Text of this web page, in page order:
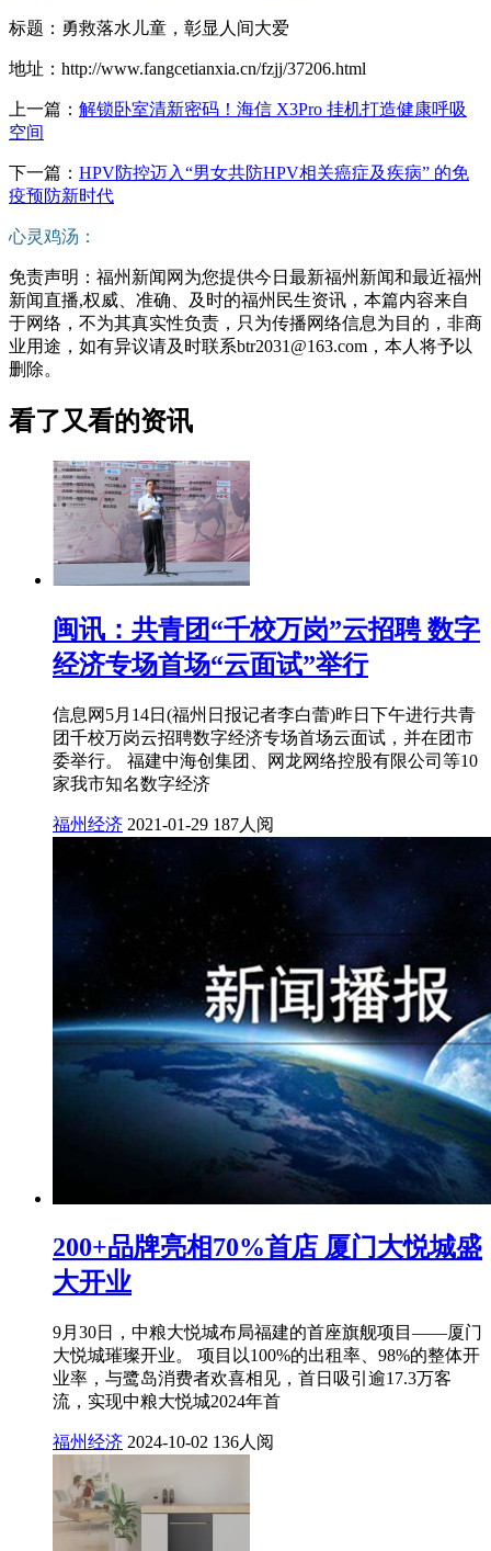
标题：勇救落水儿童，彰显人间大爱
地址：http://www.fangcetianxia.cn/fzjj/37206.html
上一篇： 解锁卧室清新密码！海信 X3Pro 挂机打造健康呼吸
空间
下一篇： HPV防控迈入“男女共防HPV相关癌症及疾病” 的免
疫预防新时代
心灵鸡汤：
免责声明：福州新闻网为您提供今日最新福州新闻和最近福州
新闻直播,权威、准确、及时的福州民生资讯，本篇内容来自
于网络，不为其真实性负责，只为传播网络信息为目的，非商
业用途，如有异议请及时联系btr2031@163.com，本人将予以
删除。
看了又看的资讯
闽讯：共青团“千校万岗”云招聘 数字
经济专场首场“云面试”举行
信息网5月14日(福州日报记者李白蕾)昨日下午进行共青
团千校万岗云招聘数字经济专场首场云面试，并在团市
委举行。 福建中海创集团、网龙网络控股有限公司等10
家我市知名数字经济
福州经济 2021-01-29 187人阅
200+品牌亮相70%首店 厦门大悦城盛
大开业
9月30日，中粮大悦城布局福建的首座旗舰项目——厦门
大悦城璀璨开业。 项目以100%的出租率、98%的整体开
业率，与鹭岛消费者欢喜相见，首日吸引逾17.3万客
流，实现中粮大悦城2024年首
福州经济 2024-10-02 136人阅